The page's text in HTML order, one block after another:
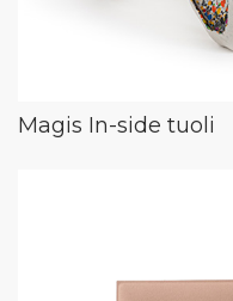
Magis In-side tuoli